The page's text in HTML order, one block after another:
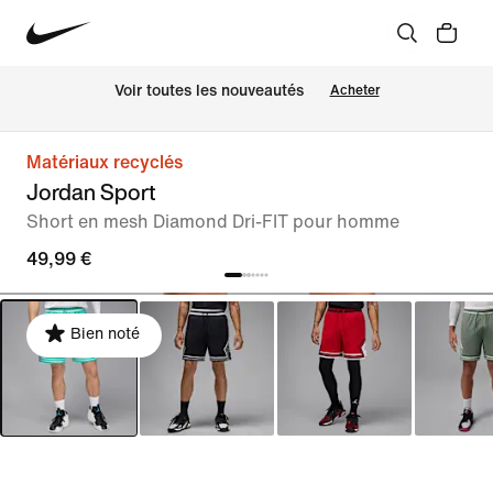
Voir toutes les nouveautés Acheter
Matériaux recyclés
Jordan Sport
Short en mesh Diamond Dri-FIT pour homme
49,99 €
Bien noté